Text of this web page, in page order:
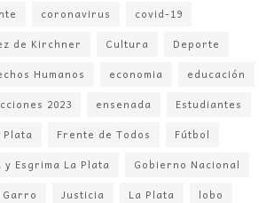
coronavirus
covid-19
de Kirchner
Cultura
Deporte
Humanos economia
educación
2023 ensenada
Estudiantes
Plata
Frente de Todos
Fútbol
y Esgrima La Plata
Gobierno Nacional
Justicia La Plata
lobo